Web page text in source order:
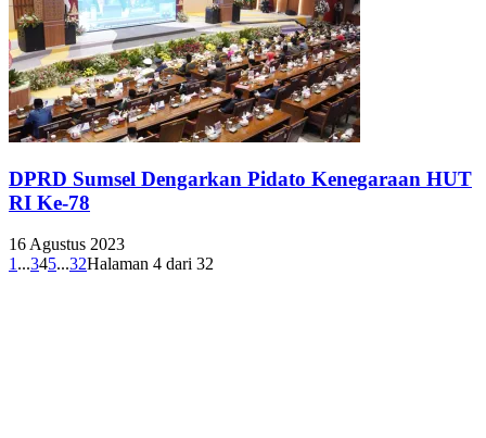
DPRD Sumsel Dengarkan Pidato Kenegaraan HUT
RI Ke-78
16 Agustus 2023
1...345...32Halaman 4 dari 32